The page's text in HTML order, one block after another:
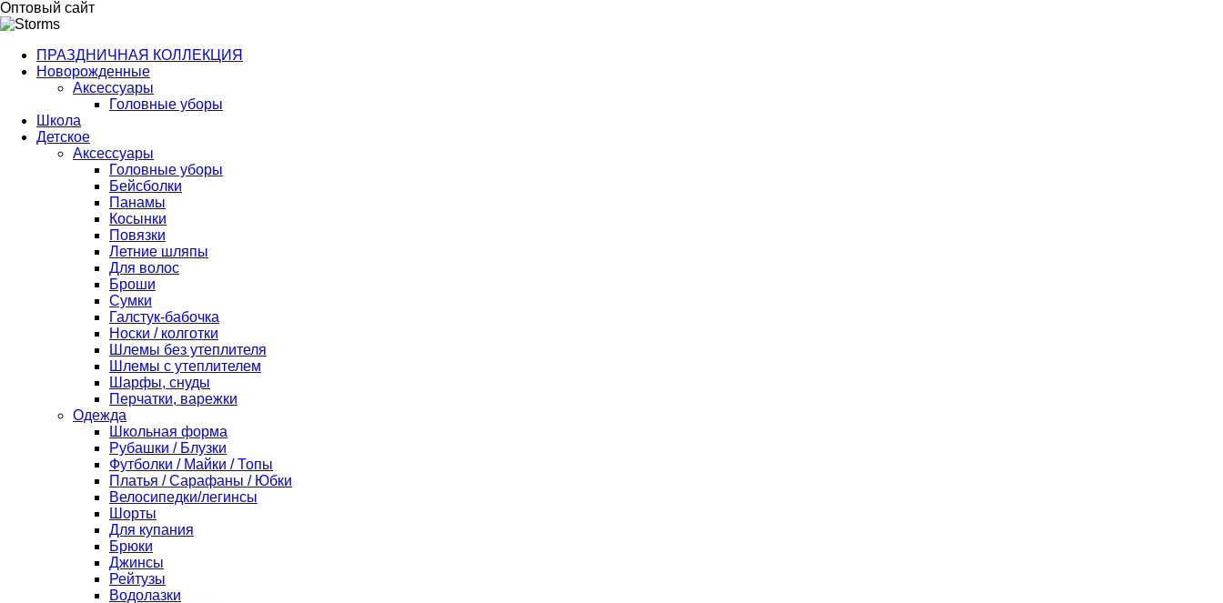
Оптовый сайт
ПРАЗДНИЧНАЯ КОЛЛЕКЦИЯ
Новорожденные
Аксессуары
Головные уборы
Школа
Детское
Аксессуары
Головные уборы
Бейсболки
Панамы
Косынки
Повязки
Летние шляпы
Для волос
Броши
Сумки
Галстук-бабочка
Носки / колготки
Шлемы без утеплителя
Шлемы с утеплителем
Шарфы, снуды
Перчатки, варежки
Одежда
Школьная форма
Рубашки / Блузки
Футболки / Майки / Топы
Платья / Сарафаны / Юбки
Велосипедки/легинсы
Шорты
Для купания
Брюки
Джинсы
Рейтузы
Водолазки